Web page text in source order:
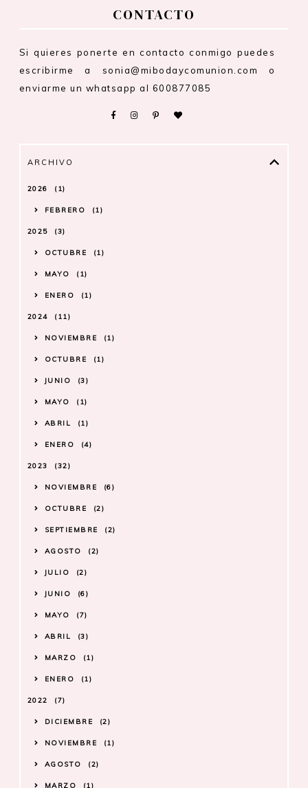
CONTACTO
Si quieres ponerte en contacto conmigo puedes
escribirme a sonia@mibodaycomunion.com o
enviarme un whatsapp al 600877085
ARCHIVO
2026 1
FEBRERO 1
2025 3
OCTUBRE 1
MAYO 1
ENERO 1
2024 11
NOVIEMBRE 1
OCTUBRE 1
JUNIO 3
MAYO 1
ABRIL 1
ENERO 4
2023 32
NOVIEMBRE 6
OCTUBRE 2
SEPTIEMBRE 2
AGOSTO 2
JULIO 2
JUNIO 6
MAYO 7
ABRIL 3
MARZO 1
ENERO 1
2022 7
DICIEMBRE 2
NOVIEMBRE 1
AGOSTO 2
MARZO 1